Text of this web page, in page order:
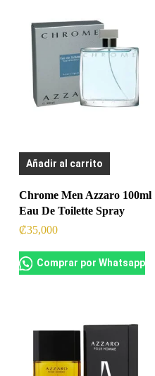
Añadir al carrito
Chrome Men Azzaro 100ml
Eau De Toilette Spray
₡35,000
Comprar por Whatsapp